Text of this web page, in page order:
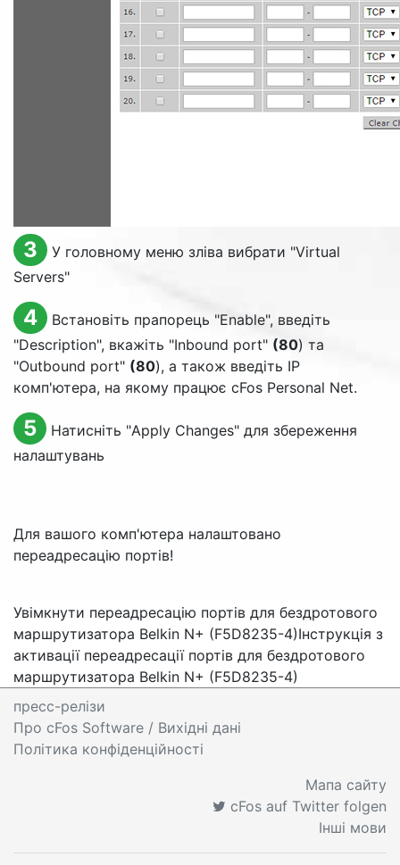
3 У головному меню зліва вибрати "Virtual
Servers"
4 Встановіть прапорець "Enable", введіть
"Description", вкажіть "Inbound port" (80) та
"Outbound port" (80), а також введіть IP
комп'ютера, на якому працює cFos Personal Net.
5 Натисніть "Apply Changes" для збереження
налаштувань
Для вашого комп'ютера налаштовано
переадресацію портів!
Увімкнути переадресацію портів для бездротового
маршрутизатора Belkin N+ (F5D8235-4)Інструкція з
активації переадресації портів для бездротового
маршрутизатора Belkin N+ (F5D8235-4)
пресс-релізи
Про cFos Software / Вихідні дані
Політика конфіденційності
Мапа сайту
cFos auf Twitter folgen
Інші мови